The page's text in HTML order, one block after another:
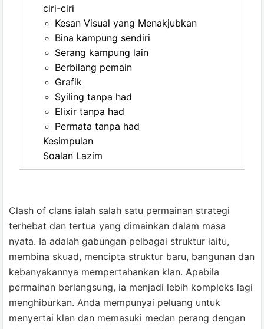
ciri-ciri
Kesan Visual yang Menakjubkan
Bina kampung sendiri
Serang kampung lain
Berbilang pemain
Grafik
Syiling tanpa had
Elixir tanpa had
Permata tanpa had
Kesimpulan
Soalan Lazim
Clash of clans ialah salah satu permainan strategi
terhebat dan tertua yang dimainkan dalam masa
nyata. Ia adalah gabungan pelbagai struktur iaitu,
membina skuad, mencipta struktur baru, bangunan dan
kebanyakannya mempertahankan klan. Apabila
permainan berlangsung, ia menjadi lebih kompleks lagi
menghiburkan. Anda mempunyai peluang untuk
menyertai klan dan memasuki medan perang dengan